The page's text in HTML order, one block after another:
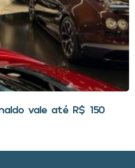
vale até R$ 150